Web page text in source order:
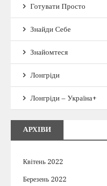
Готувати Просто
Знайди Себе
Знайомтеся
Лонгріди
Лонгріди – Україна+
АРХІВИ
Квітень 2022
Березень 2022